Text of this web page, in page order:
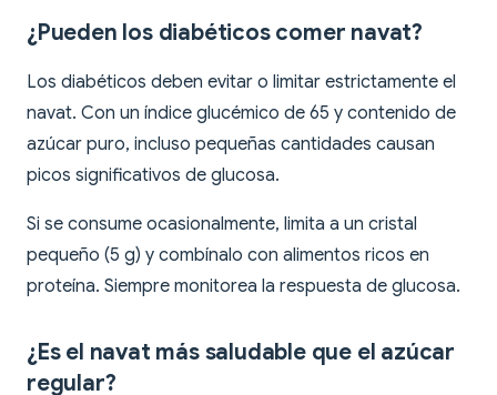
¿Pueden los diabéticos comer navat?
Los diabéticos deben evitar o limitar estrictamente el
navat. Con un índice glucémico de 65 y contenido de
azúcar puro, incluso pequeñas cantidades causan
picos significativos de glucosa.
Si se consume ocasionalmente, limita a un cristal
pequeño (5 g) y combínalo con alimentos ricos en
proteína. Siempre monitorea la respuesta de glucosa.
¿Es el navat más saludable que el azúcar
regular?